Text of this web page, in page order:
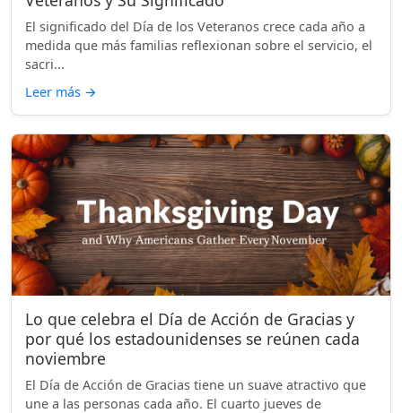
El significado del Día de los Veteranos crece cada año a
medida que más familias reflexionan sobre el servicio, el
sacri...
Leer más →
Lo que celebra el Día de Acción de Gracias y
por qué los estadounidenses se reúnen cada
noviembre
El Día de Acción de Gracias tiene un suave atractivo que
une a las personas cada año. El cuarto jueves de